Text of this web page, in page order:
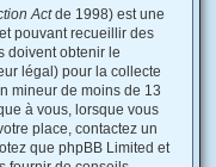
Actde 1998) est une
pouvant recueillir des
doivent obtenir le
légal) pour la collecte
mineur de moins de 13
à vous, lorsque vous
place, contactez un
que phpBB Limited et